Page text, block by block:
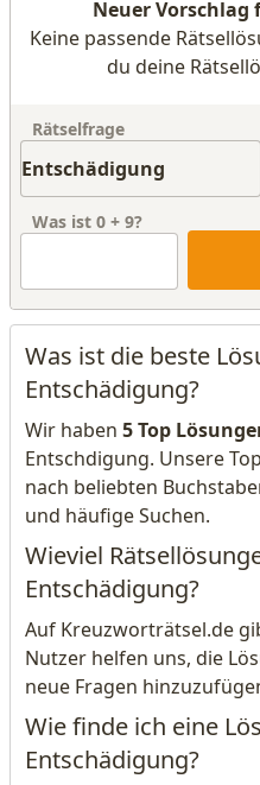
Neuer
Keine passende
du deine
Rätselfrage
Was ist 0 + 9?
Was ist die beste
Entschädigung?
Wir haben 5 Top
Entschdigung. Unsere
nach beliebten
und häufige Suchen.
Wieviel
Entschädigung?
Auf Kreuzworträtsel.de
Nutzer helfen uns, die
neue Fragen
Wie finde ich eine
Entschädigung?